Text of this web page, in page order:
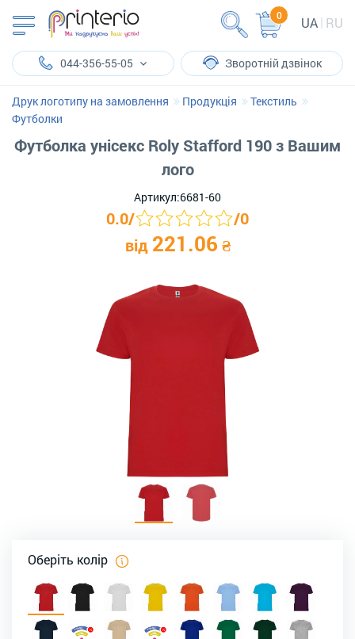
UA RU
0
044-356-55-05 Зворотній дзвінок
Друк логотипу на замовлення Продукція
Текстиль
Футболки
Футболка унісекс Roly Stafford 190 з Вашим
лого
Артикул:6681-60
0.0/ /0
від 221.06 ₴
Оберіть колір